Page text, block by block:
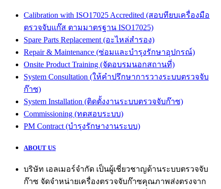
Calibration with ISO17025 Accredited (สอบทียบเครื่องมือ
ตรวจจับแก๊ส ตามมาตรฐาน ISO17025)
Spare Parts Replacement (อะไหล่สำรอง)
Repair & Maintenance (ซ่อมและบำรุงรักษาอุปกรณ์)
Onsite Product Training (จัดอบรมนอกสถานที่)
System Consultation (ให้คำปรึกษาการวางระบบตรวจจับ
ก๊าซ)
System Installation (ติดตั้งงานระบบตรวจจับก๊าซ)
Commissioning (ทดสอบระบบ)
PM Contract (บำรุงรักษางานระบบ)
ABOUT US
บริษัท เอลเมอร์จำกัด เป็นผู้เชี่ยวชาญด้านระบบตรวจจับ
ก๊าซ จัดจำหน่ายเครื่องตรวจจับก๊าซคุณภาพส่งตรงจาก